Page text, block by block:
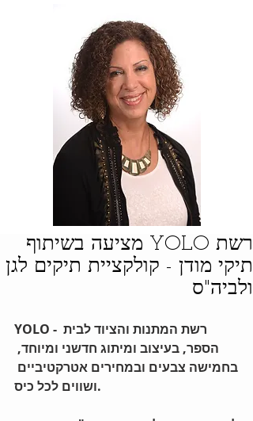
רשת YOLO מציעה בשיתוף
תיקי מודן - קולקציית תיקים לגן
ולביה"ס
YOLO - רשת המתנות והציוד לבית
הספר, בעיצוב ומיתוג חדשני ומיוחד,
בחמישה צבעים ובמחירים אטרקטיביים
ושווים לכל כיס.